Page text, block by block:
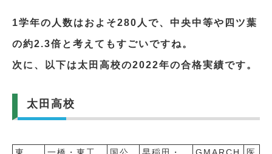
1学年の人数はおよそ280人で、中央中等や四ツ葉
の約2.3倍と考えてもすごいですね。
次に、以下は太田高校の2022年の合格実績です。
太田高校